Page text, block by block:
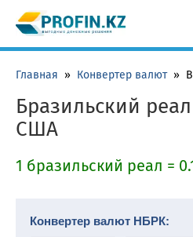
Главная » Конвертер валют »
Бразильский
США
1 бразильский реал =
Конвертер валют НБРК: